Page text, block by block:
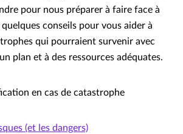
pour nous préparer à faire face à
quelques conseils pour vous aider à
qui pourraient survenir avec
plan et à des ressources adéquates.
en cas de catastrophe
(et les dangers)